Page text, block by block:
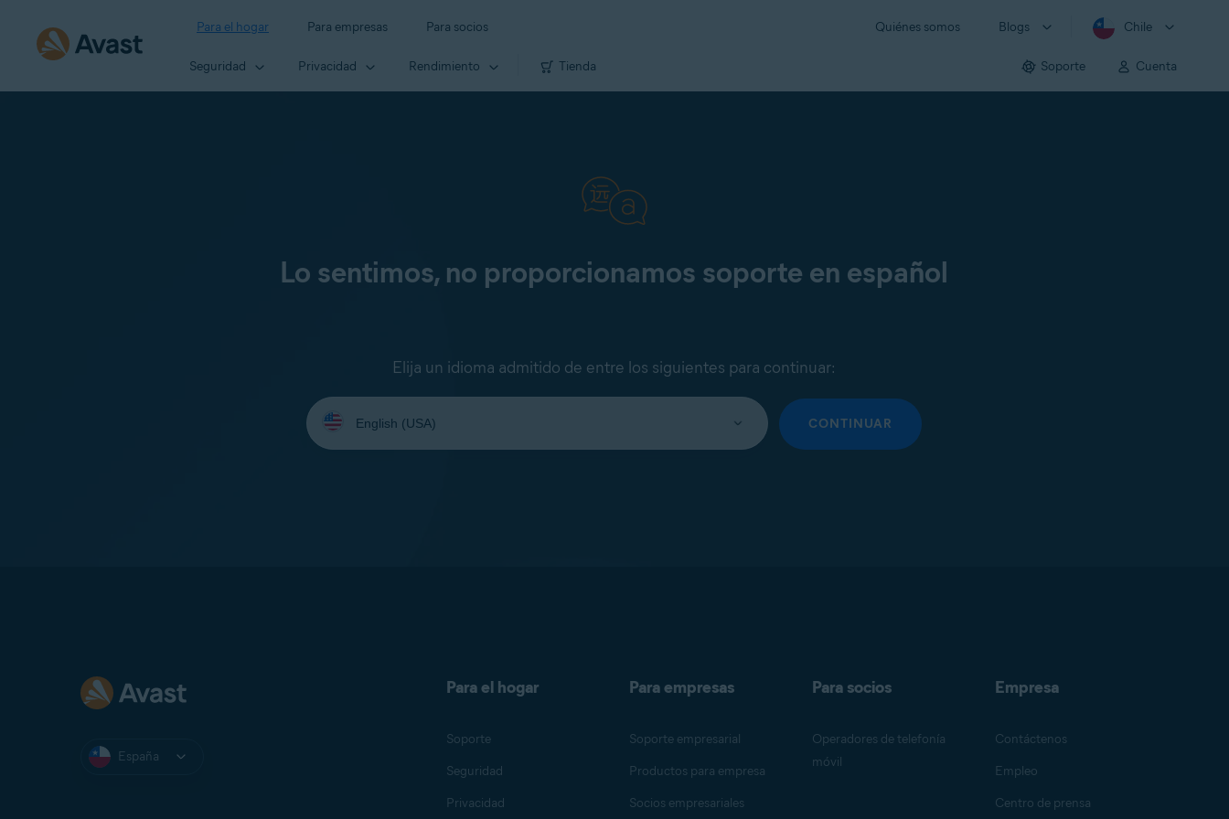
Para el hogar Para empresas Para socios Quiénes somos Blogs Chile
Seguridad Privacidad Rendimiento Tienda Soporte Cuenta
Lo sentimos, no proporcionamos soporte en español
Elija un idioma admitido de entre los siguientes para continuar:
Seleccione
su
idioma:
CONTINUAR
España
Para el hogar
Soporte
Seguridad
Privacidad
Para empresas
Soporte empresarial
Productos para empresa
Socios empresariales
Para socios
Operadores de telefonía
móvil
Empresa
Contáctenos
Empleo
Centro de prensa